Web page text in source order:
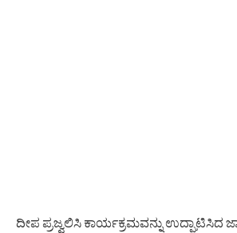
ದೀಪ ಪ್ರಜ್ವಲಿಸಿ ಕಾರ್ಯಕ್ರಮವನ್ನು ಉದ್ಘಾಟಿಸಿದ